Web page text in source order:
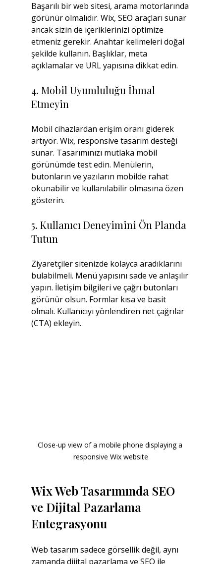
Başarılı bir web sitesi, arama motorlarında
görünür olmalıdır. Wix, SEO araçları sunar
ancak sizin de içeriklerinizi optimize
etmeniz gerekir. Anahtar kelimeleri doğal
şekilde kullanın. Başlıklar, meta
açıklamalar ve URL yapısına dikkat edin.
4. Mobil Uyumluluğu İhmal
Etmeyin
Mobil cihazlardan erişim oranı giderek
artıyor. Wix, responsive tasarım desteği
sunar. Tasarımınızı mutlaka mobil
görünümde test edin. Menülerin,
butonların ve yazıların mobilde rahat
okunabilir ve kullanılabilir olmasına özen
gösterin.
5. Kullanıcı Deneyimini Ön Planda
Tutun
Ziyaretçiler sitenizde kolayca aradıklarını
bulabilmeli. Menü yapısını sade ve anlaşılır
yapın. İletişim bilgileri ve çağrı butonları
görünür olsun. Formlar kısa ve basit
olmalı. Kullanıcıyı yönlendiren net çağrılar
(CTA) ekleyin.
Close-up view of a mobile phone displaying a
responsive Wix website
Wix Web Tasarımında SEO
ve Dijital Pazarlama
Entegrasyonu
Web tasarım sadece görsellik değil, aynı
zamanda dijital pazarlama ve SEO ile